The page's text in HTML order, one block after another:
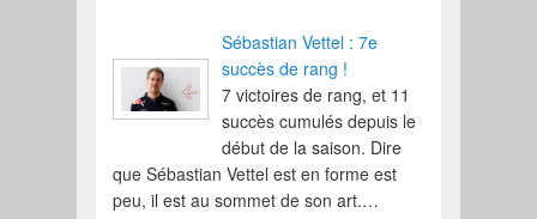
Sébastian Vettel : 7e
succès de rang !
7 victoires de rang, et 11
succès cumulés depuis le
début de la saison. Dire
que Sébastian Vettel est en forme est
peu, il est au sommet de son art.…